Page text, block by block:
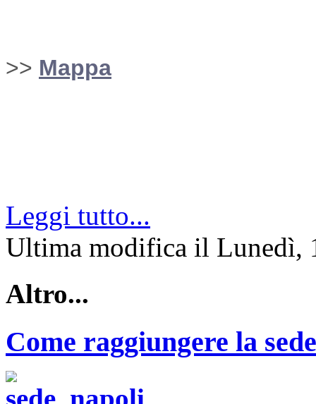
>> Mappa
Leggi tutto...
Ultima modifica il Lunedì,
Altro...
Come raggiungere la